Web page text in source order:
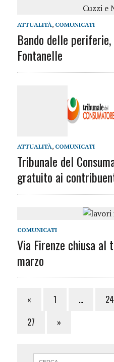
ATTUALITÀ, COMUNICATI
Bando delle
Fontanelle
ATTUALITÀ, COMUNICATI
Tribunale del
gratuito ai
COMUNICATI
Via Firenze chiusa
marzo
« 1 … 24
27
»